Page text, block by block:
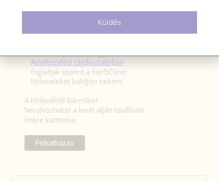
Kérlek a feliratkozáshoz fogadd el
az alábbi nyilatkozatot:
Adatkezelési tájékoztatóban
foglaltak szerint a HerbClinic
hírleveleket küldjön nekem.
A hírlevélről bármikor
leiratkozhatsz a levél alján található
linkre kattintva.
Küldés